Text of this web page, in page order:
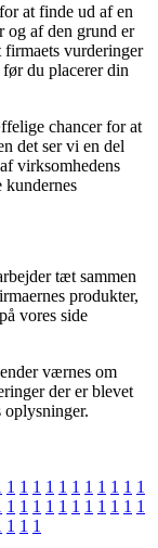
at finde ud af en
og af den grund er
firmaets vurderinger
du placerer din
chancer for at
det ser vi en del
virksomhedens
kundernes
tæt sammen
produkter,
vores side
værnes om
der er blevet
oplysninger.
1 1 1 1 1 1 1 1 1 1 1
1 1 1 1 1 1 1 1 1 1 1
1 1 1